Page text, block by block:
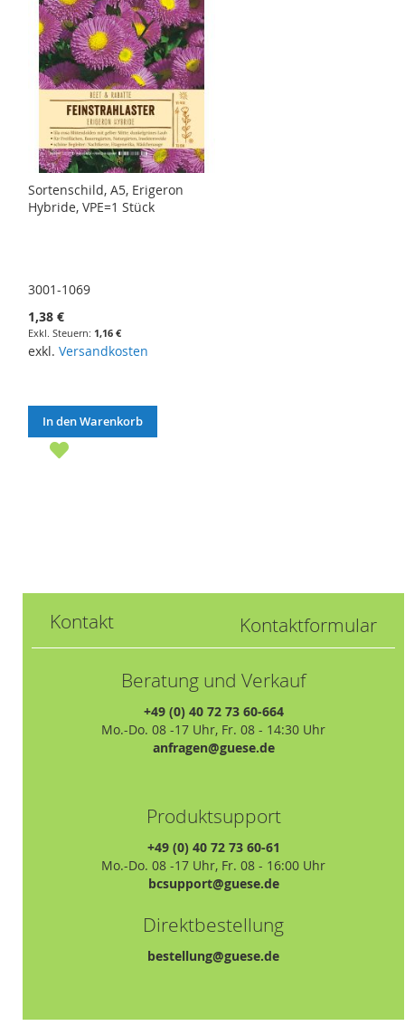
Sortenschild, A5, Erigeron
Hybride, VPE=1 Stück
3001-1069
1,38 €
1,16 €
exkl. Versandkosten
In den Warenkorb
Kontakt Kontaktformular
Beratung und Verkauf
+49 (0) 40 72 73 60-664
Mo.-Do. 08 -17 Uhr, Fr. 08 - 14:30 Uhr
anfragen@guese.de
Produktsupport
+49 (0) 40 72 73 60-61
Mo.-Do. 08 -17 Uhr, Fr. 08 - 16:00 Uhr
bcsupport@guese.de
Direktbestellung
bestellung@guese.de